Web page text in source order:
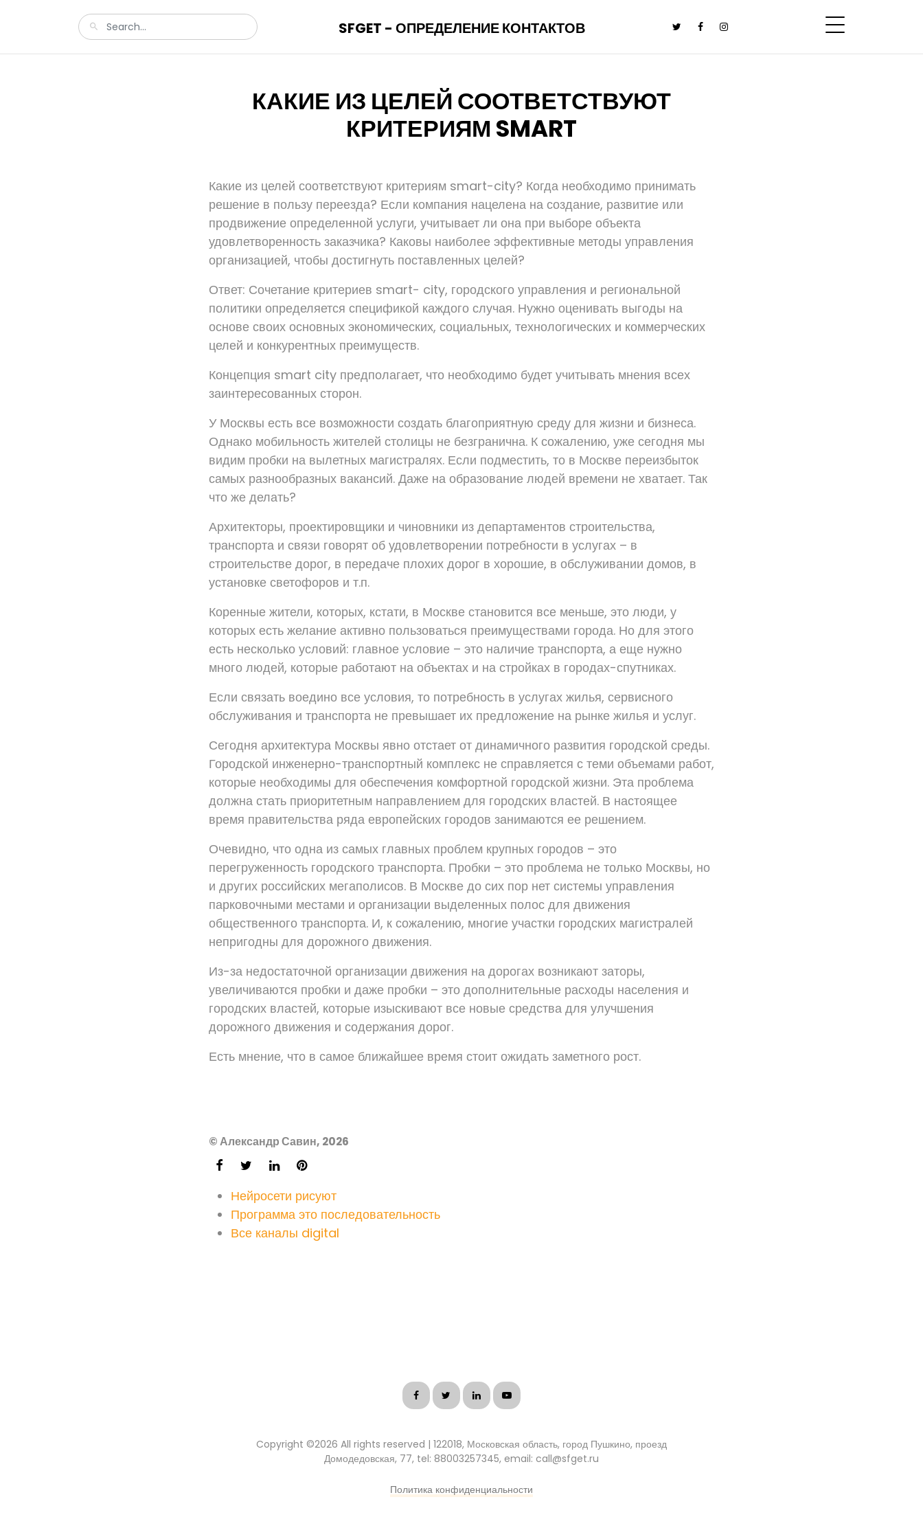
SFGET - ОПРЕДЕЛЕНИЕ КОНТАКТОВ
КАКИЕ ИЗ ЦЕЛЕЙ СООТВЕТСТВУЮТ
КРИТЕРИЯМ SMART
Какие из целей соответствуют критериям smart-city? Когда необходимо принимать
решение в пользу переезда? Если компания нацелена на создание, развитие или
продвижение определенной услуги, учитывает ли она при выборе объекта
удовлетворенность заказчика? Каковы наиболее эффективные методы управления
организацией, чтобы достигнуть поставленных целей?
Ответ: Сочетание критериев smart- city, городского управления и региональной
политики определяется спецификой каждого случая. Нужно оценивать выгоды на
основе своих основных экономических, социальных, технологических и коммерческих
целей и конкурентных преимуществ.
Концепция smart city предполагает, что необходимо будет учитывать мнения всех
заинтересованных сторон.
У Москвы есть все возможности создать благоприятную среду для жизни и бизнеса.
Однако мобильность жителей столицы не безгранична. К сожалению, уже сегодня мы
видим пробки на вылетных магистралях. Если подместить, то в Москве переизбыток
самых разнообразных вакансий. Даже на образование людей времени не хватает. Так
что же делать?
Архитекторы, проектировщики и чиновники из департаментов строительства,
транспорта и связи говорят об удовлетворении потребности в услугах – в
строительстве дорог, в передаче плохих дорог в хорошие, в обслуживании домов, в
установке светофоров и т.п.
Коренные жители, которых, кстати, в Москве становится все меньше, это люди, у
которых есть желание активно пользоваться преимуществами города. Но для этого
есть несколько условий: главное условие – это наличие транспорта, а еще нужно
много людей, которые работают на объектах и на стройках в городах-спутниках.
Если связать воедино все условия, то потребность в услугах жилья, сервисного
обслуживания и транспорта не превышает их предложение на рынке жилья и услуг.
Сегодня архитектура Москвы явно отстает от динамичного развития городской среды.
Городской инженерно-транспортный комплекс не справляется с теми объемами работ,
которые необходимы для обеспечения комфортной городской жизни. Эта проблема
должна стать приоритетным направлением для городских властей. В настоящее
время правительства ряда европейских городов занимаются ее решением.
Очевидно, что одна из самых главных проблем крупных городов – это
перегруженность городского транспорта. Пробки – это проблема не только Москвы, но
и других российских мегаполисов. В Москве до сих пор нет системы управления
парковочными местами и организации выделенных полос для движения
общественного транспорта. И, к сожалению, многие участки городских магистралей
непригодны для дорожного движения.
Из-за недостаточной организации движения на дорогах возникают заторы,
увеличиваются пробки и даже пробки – это дополнительные расходы населения и
городских властей, которые изыскивают все новые средства для улучшения
дорожного движения и содержания дорог.
Есть мнение, что в самое ближайшее время стоит ожидать заметного рост.
© Александр Савин, 2026
Нейросети рисуют
Программа это последовательность
Все каналы digital
Copyright ©2026 All rights reserved | 122018, Московская область, город Пушкино, проезд
Домодедовская, 77, tel: 88003257345, email: call@sfget.ru
Политика конфиденциальности